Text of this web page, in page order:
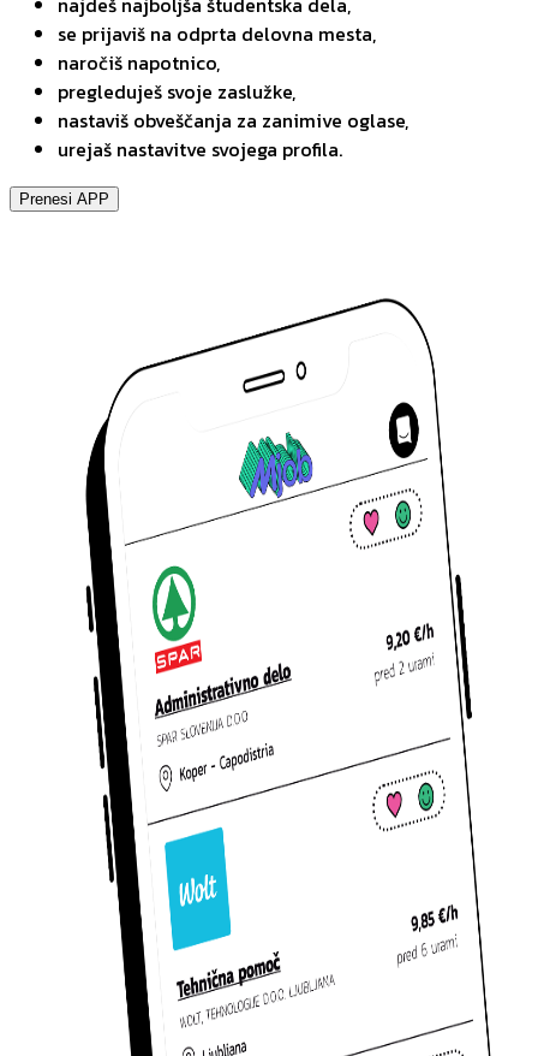
se prijaviš na odprta delovna mesta,
naročiš napotnico,
pregleduješ svoje zaslužke,
nastaviš obveščanja za zanimive oglase,
urejaš nastavitve svojega profila.
Prenesi APP